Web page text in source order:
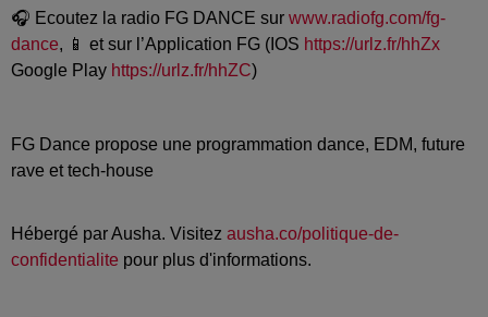
🎧 Ecoutez la radio FG DANCE sur www.radiofg.com/fg-
dance, 📱 et sur l’Application FG (IOS https://urlz.fr/hhZx
Google Play https://urlz.fr/hhZC)
FG Dance propose une programmation dance, EDM, future
rave et tech-house
Hébergé par Ausha. Visitez ausha.co/politique-de-
confidentialite pour plus d'informations.